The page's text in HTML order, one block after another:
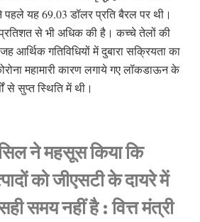
पहले यह 69.03 डॉलर प्रति बैरल पर थी।
प्रतिशत से भी अधिक की है। कच्चे तेलों की
आर्थिक गतिविधियों में दुबारा सक्रियता का
महामारी कारण लगाये गए लॉकडाऊन के
से सुप्त स्थिति में थी।
ने महसूस किया कि
को जीएसटी के दायरे में
समय नहीं है : वित्त मंत्री